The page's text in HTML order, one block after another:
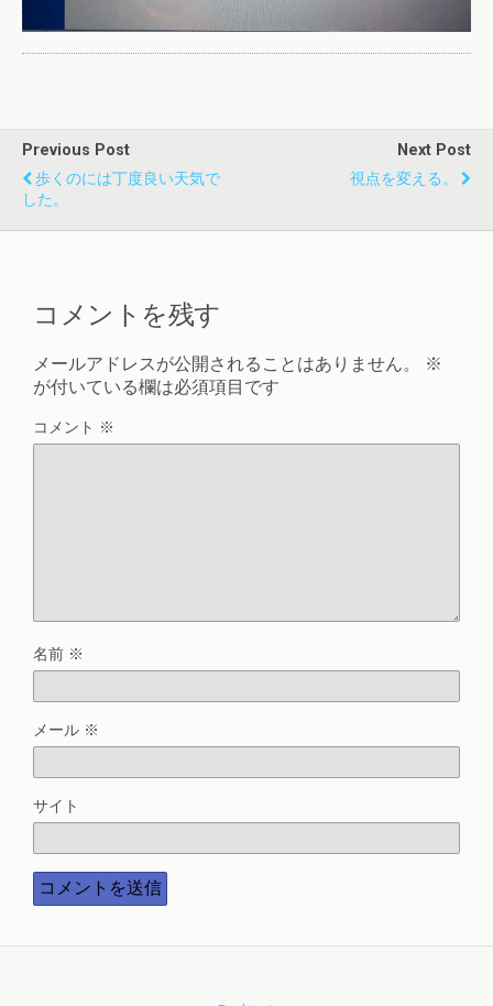
Previous Post
歩くのには丁度良い天気で
した。
Next Post
視点を変える。
コメントを残す
メールアドレスが公開されることはありません。
※
が付いている欄は必須項目です
コメント ※
名前 ※
メール ※
サイト